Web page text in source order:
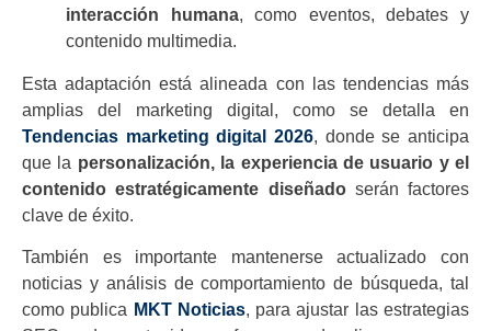
interacción humana, como eventos, debates y
contenido multimedia.
Esta adaptación está alineada con las tendencias más
amplias del marketing digital, como se detalla en
Tendencias marketing digital 2026, donde se anticipa
que la personalización, la experiencia de usuario y el
contenido estratégicamente diseñadoserán factores
clave de éxito.
También es importante mantenerse actualizado con
noticias y análisis de comportamiento de búsqueda, tal
como publica MKT Noticias, para ajustar las estrategias